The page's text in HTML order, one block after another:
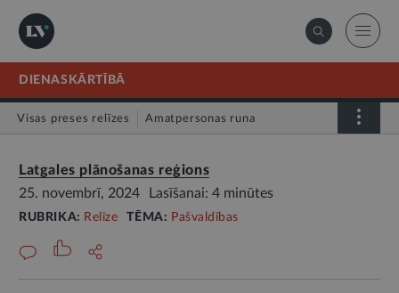
DIENASKĀRTĪBĀ
Visas preses relīzes Amatpersonas runa
Latgales plānošanas reģions
25. novembrī, 2024
Lasīšanai: 4 minūtes
RUBRIKA: Relīze TĒMA: Pašvaldības